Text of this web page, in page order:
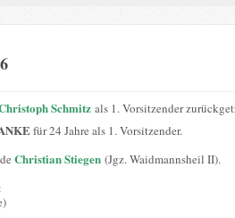
Schmitzals 1. Vorsitzender
für 24 Jahre als 1. Vorsitzender.
Christian Stiegen (Jgz. Waidmannsheil II).